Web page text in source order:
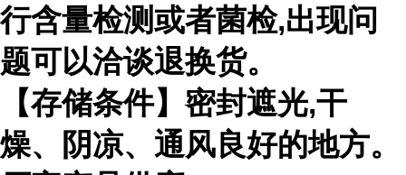
行含量检测或者菌检,出现问
题可以洽谈退换货。
【存储条件】密封遮光,干
燥、阴凉、通风良好的地方。